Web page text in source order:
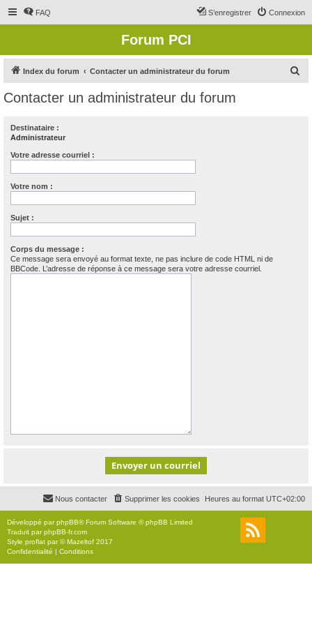
FAQ Connexion
S’enregistrer
Forum PCI
Index du forum Contacter un administrateur du forum
Contacter un administrateur du forum
Destinataire :
Administrateur
Votre adresse courriel :
Votre nom :
Sujet :
Corps du message :
Ce message sera envoyé au format texte, ne pas inclure de code HTML ni de
BBCode. L’adresse de réponse à ce message sera votre adresse courriel.
Heures au format UTC+02:00
Supprimer les cookies
Nous contacter
Développé parphpBB® Forum Software © phpBB Limited
Traduit parphpBB-fr.com
Style proflat par ©Mazeltof 2017
Confidentialité | Conditions